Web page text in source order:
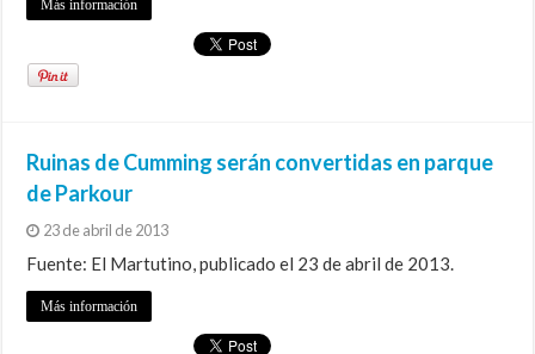
Más información
Ruinas de Cumming serán convertidas en parque
de Parkour
23 de abril de 2013
Fuente: El Martutino, publicado el 23 de abril de 2013.
Más información